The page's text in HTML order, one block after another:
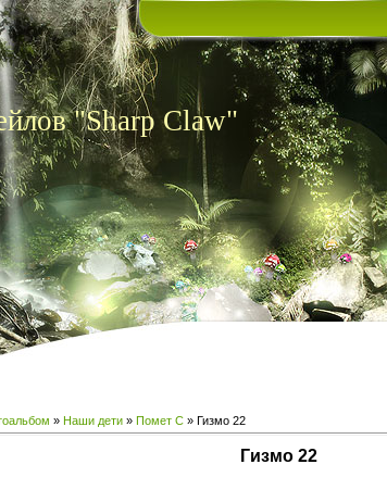
"Sharp Claw"
» Наши дети » Помет С » Гизмо 22
Гизмо 22